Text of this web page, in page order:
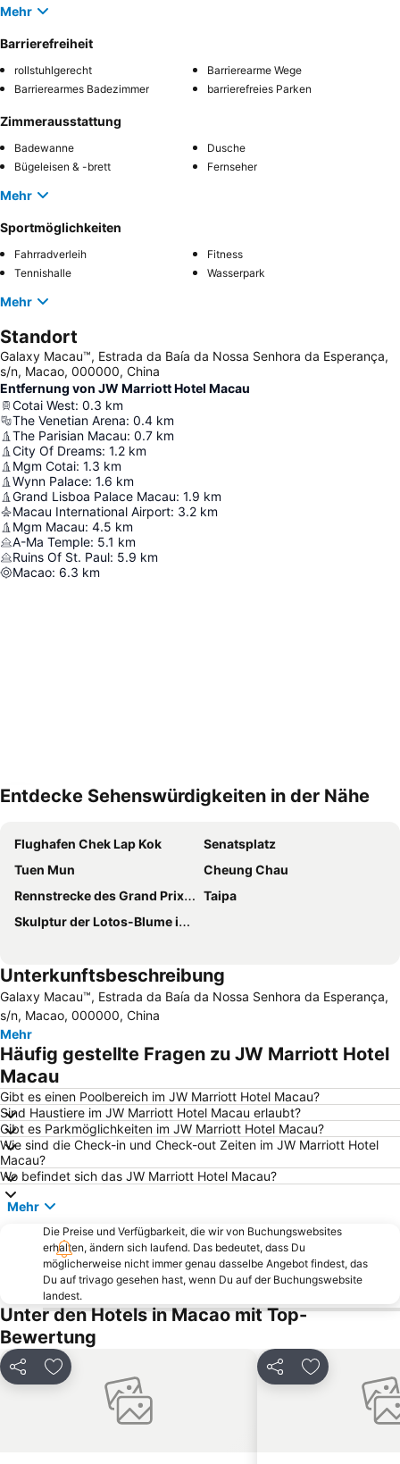
Mehr
Barrierefreiheit
rollstuhlgerecht
Barrierearme Wege
Barrierearmes Badezimmer
barrierefreies Parken
Zimmerausstattung
Badewanne
Dusche
Bügeleisen & -brett
Fernseher
Mehr
Sportmöglichkeiten
Fahrradverleih
Fitness
Tennishalle
Wasserpark
Mehr
Standort
Galaxy Macau™, Estrada da Baía da Nossa Senhora da Esperança,
s/n, Macao, 000000, China
Entfernung von JW Marriott Hotel Macau
Cotai West: 0.3 km
The Venetian Arena: 0.4 km
The Parisian Macau: 0.7 km
City Of Dreams: 1.2 km
Mgm Cotai: 1.3 km
Wynn Palace: 1.6 km
Grand Lisboa Palace Macau: 1.9 km
Macau International Airport: 3.2 km
Mgm Macau: 4.5 km
A-Ma Temple: 5.1 km
Ruins Of St. Paul: 5.9 km
Macao: 6.3 km
Entdecke Sehenswürdigkeiten in der Nähe
Flughafen Chek Lap Kok
Senatsplatz
Tuen Mun
Cheung Chau
Rennstrecke des Grand Prix Macau
Taipa
Skulptur der Lotos-Blume in voller Blüte
Unterkunftsbeschreibung
Galaxy Macau™, Estrada da Baía da Nossa Senhora da Esperança,
s/n, Macao, 000000, China
Mehr
Häufig gestellte Fragen zu JW Marriott Hotel
Macau
Gibt es einen Poolbereich im JW Marriott Hotel Macau?
Sind Haustiere im JW Marriott Hotel Macau erlaubt?
Gibt es Parkmöglichkeiten im JW Marriott Hotel Macau?
Wie sind die Check-in und Check-out Zeiten im JW Marriott Hotel
Macau?
Wo befindet sich das JW Marriott Hotel Macau?
Mehr
Die Preise und Verfügbarkeit, die wir von Buchungswebsites
erhalten, ändern sich laufend. Das bedeutet, dass Du
möglicherweise nicht immer genau dasselbe Angebot findest, das
Du auf trivago gesehen hast, wenn Du auf der Buchungswebsite
landest.
Unter den Hotels in Macao mit Top-
Bewertung
Teilen Zu Favoriten hinzufügen Teilen Zu Favoriten